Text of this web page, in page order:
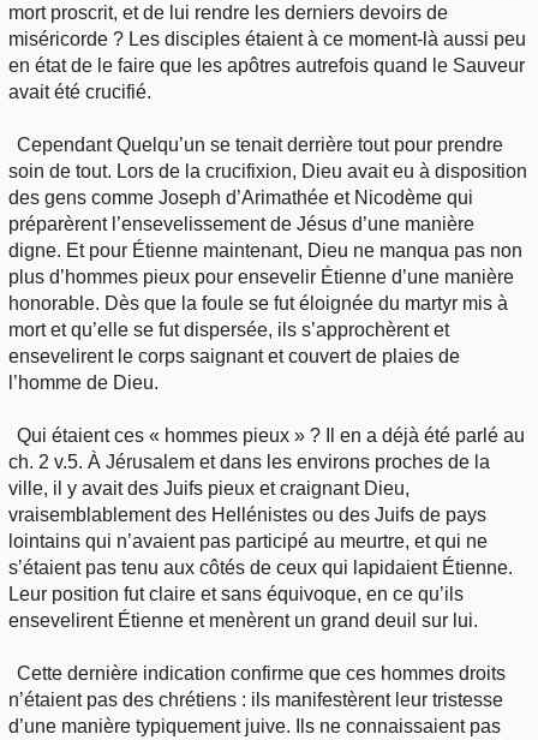
mort proscrit, et de lui rendre les derniers devoirs de
miséricorde ? Les disciples étaient à ce moment-là aussi peu
en état de le faire que les apôtres autrefois quand le Sauveur
avait été crucifié.
Cependant Quelqu’un se tenait derrière tout pour prendre
soin de tout. Lors de la crucifixion, Dieu avait eu à disposition
des gens comme Joseph d’Arimathée et Nicodème qui
préparèrent l’ensevelissement de Jésus d’une manière
digne. Et pour Étienne maintenant, Dieu ne manqua pas non
plus d’hommes pieux pour ensevelir Étienne d’une manière
honorable. Dès que la foule se fut éloignée du martyr mis à
mort et qu’elle se fut dispersée, ils s’approchèrent et
ensevelirent le corps saignant et couvert de plaies de
l’homme de Dieu.
Qui étaient ces « hommes pieux » ? Il en a déjà été parlé au
ch. 2 v.5. À Jérusalem et dans les environs proches de la
ville, il y avait des Juifs pieux et craignant Dieu,
vraisemblablement des Hellénistes ou des Juifs de pays
lointains qui n’avaient pas participé au meurtre, et qui ne
s’étaient pas tenu aux côtés de ceux qui lapidaient Étienne.
Leur position fut claire et sans équivoque, en ce qu’ils
ensevelirent Étienne et menèrent un grand deuil sur lui.
Cette dernière indication confirme que ces hommes droits
n’étaient pas des chrétiens : ils manifestèrent leur tristesse
d’une manière typiquement juive. Ils ne connaissaient pas